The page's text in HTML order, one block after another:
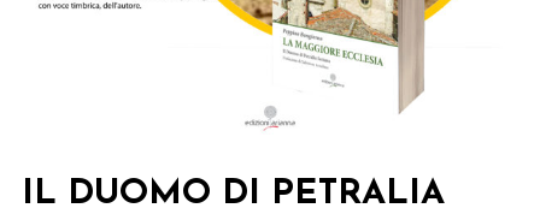
IL DUOMO DI PETRALIA